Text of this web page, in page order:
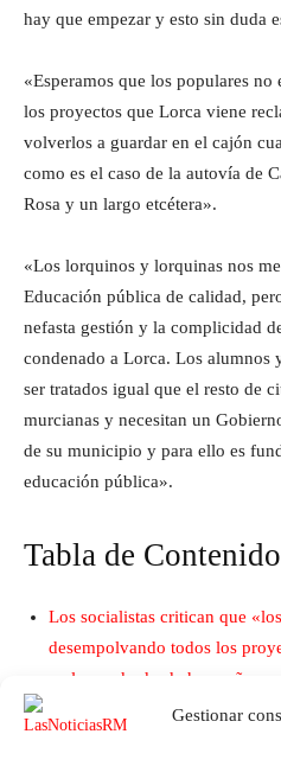
Gestionar
hay que empezar y esto sin duda
«Esperamos que los populares
los proyectos que Lorca viene
volverlos a guardar en el cajón
como es el caso de la autovía de
Rosa y un largo etcétera».
«Los lorquinos y lorquinas nos
Educación pública de calidad,
nefasta gestión y la complicidad
condenado a Lorca. Los alumnos
ser tratados igual que el resto de
murcianas y necesitan un
de su municipio y para ello es
educación pública».
Tabla de
Los socialistas critican que
desempolvando todos los
reclamando desde hace años
cajón cuando pasen las